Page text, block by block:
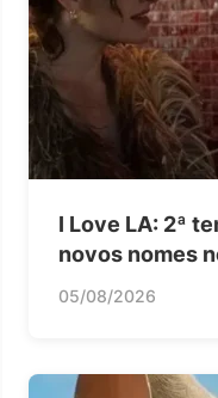
I Love LA: 2ª
novos nomes
05/08/2026